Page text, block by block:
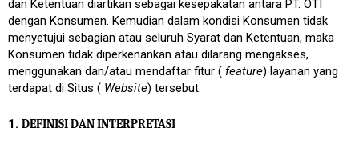
dan Ketentuan diartikan sebagai kesepakatan antara PT. OTI
dengan Konsumen. Kemudian dalam kondisi Konsumen tidak
menyetujui sebagian atau seluruh Syarat dan Ketentuan, maka
Konsumen tidak diperkenankan atau dilarang mengakses,
menggunakan dan/atau mendaftar fitur ( feature) layanan yang
terdapat di Situs ( Website) tersebut.
1. DEFINISI DAN INTERPRETASI